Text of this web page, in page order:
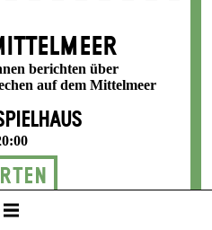
berichten über
auf dem Mittelmeer
/ 36 / 42 €